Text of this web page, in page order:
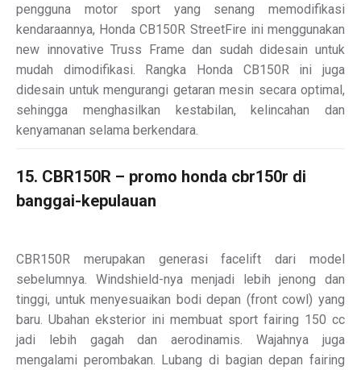
pengguna motor sport yang senang memodifikasi
kendaraannya, Honda CB150R StreetFire ini menggunakan
new innovative Truss Frame dan sudah didesain untuk
mudah dimodifikasi. Rangka Honda CB150R ini juga
didesain untuk mengurangi getaran mesin secara optimal,
sehingga menghasilkan kestabilan, kelincahan dan
kenyamanan selama berkendara.
15. CBR150R – promo honda cbr150r di
banggai-kepulauan
CBR150R merupakan generasi facelift dari model
sebelumnya. Windshield-nya menjadi lebih jenong dan
tinggi, untuk menyesuaikan bodi depan (front cowl) yang
baru. Ubahan eksterior ini membuat sport fairing 150 cc
jadi lebih gagah dan aerodinamis. Wajahnya juga
mengalami perombakan. Lubang di bagian depan fairing